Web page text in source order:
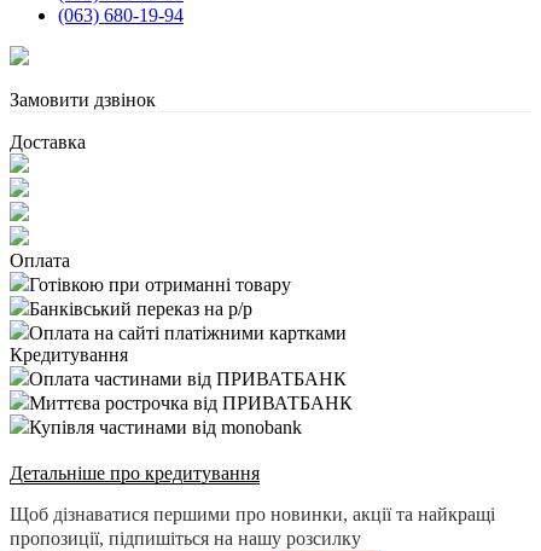
(063) 680-19-94
Замовити дзвінок
Доставка
Оплата
Готівкою при отриманні товару
Банківський переказ на р/р
Оплата на сайті платіжними картками
Кредитування
Оплата частинами від ПРИВАТБАНК
Миттєва рострочка від ПРИВАТБАНК
Купівля частинами від monobank
Детальніше про кредитування
Щоб дізнаватися першими про новинки, акції та найкращі
пропозиції, підпишіться на нашу розсилку